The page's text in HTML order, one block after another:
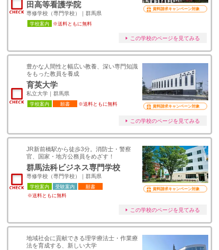
田高等看護学院
専修学校（専門学校）｜群馬県
学校案内 ※送料ともに無料
資料請求キャンペーン対象
この学校のページを見てみる
豊かな人間性と幅広い教養、深い専門知識
をもった教員を養成
育英大学
私立大学｜群馬県
学校案内 願書 ※送料ともに無料 資料請求キャンペーン対象
この学校のページを見てみる
JR新前橋駅から徒歩3分。消防士・警察
官、国家・地方公務員をめざす！
群馬法科ビジネス専門学校
専修学校（専門学校）｜群馬県
学校案内 受験案内
願書
※送料ともに無料
資料請求キャンペーン対象
この学校のページを見てみる
地域社会に貢献できる理学療法士・作業療
法を育成する、新しい大学